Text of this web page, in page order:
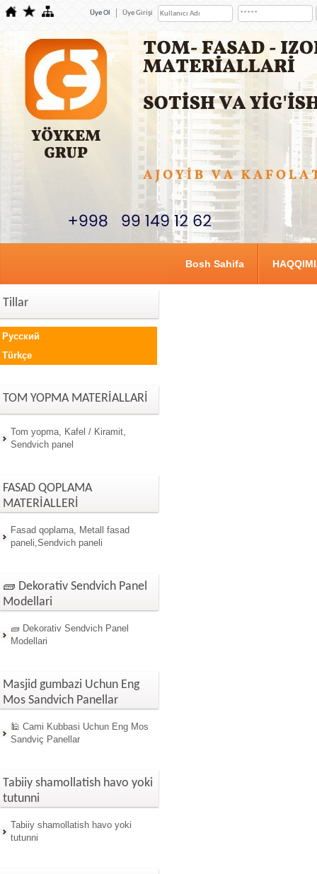
Üye Ol Üye Girişi
Bosh Sahifa
Tillar
Русский
Türkçe
TOM YOPMA MATERİALLARİ
Tom yopma, Kafel / Kiramit,
Sendvich panel
FASAD QOPLAMA
MATERİALLERİ
Fasad qoplama, Metall fasad
paneli,Sendvich paneli
🧱 Dekorativ Sendvich Panel
Modellari
🧱 Dekorativ Sendvich Panel
Modellari
Masjid gumbazi Uchun Eng
Mos Sandvich Panellar
🕌 Cami Kubbasi Uchun Eng Mos
Sandviç Panellar
Tabiiy shamollatish havo yoki
tutunni
Tabiiy shamollatish havo yoki
tutunni